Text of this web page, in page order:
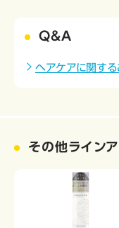
Q&A
ヘアケアに関する
その他ライン